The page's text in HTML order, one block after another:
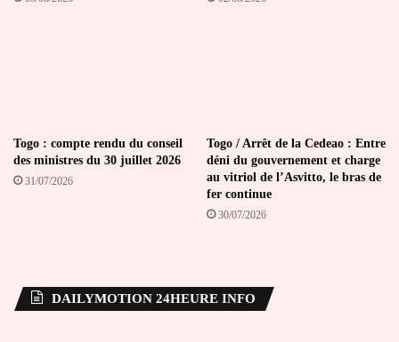
Togo : compte rendu du conseil
des ministres du 30 juillet 2026
31/07/2026
Togo / Arrêt de la Cedeao : Entre
déni du gouvernement et charge
au vitriol de l’Asvitto, le bras de
fer continue
30/07/2026
DAILYMOTION 24HEURE INFO